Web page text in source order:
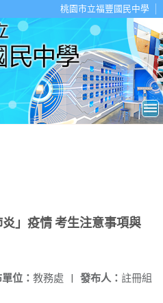
桃園市立福豐國民中學
」疫情 考生注意事項與
發布人： 註冊組
位： 教務處 |